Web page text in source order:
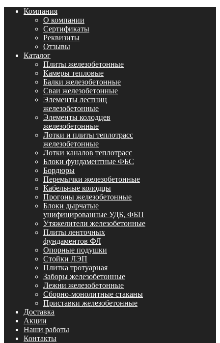
Компания
О компании
Сертификаты
Реквизиты
Отзывы
Каталог
Плиты железобетонные
Камеры тепловые
Балки железобетонные
Сваи железобетонные
Элементы лестниц
железобетонные
Элементы колодцев
железобетонные
Лотки и плиты теплотрасс
железобетонные
Лотки каналов теплотрасс
Блоки фундаментные ФБС
Бордюры
Перемычки железобетонные
Кабельные колодцы
Прогоны железобетонные
Блоки дырчатые
унифицированные УДБ, ФБП
Утяжелители железобетонные
Плиты ленточных
фундаментов ФЛ
Опорные подушки
Стойки ЛЭП
Плитка тротуарная
Заборы железобетонные
Лежни железобетонные
Сборно-монолитные стаканы
Приставки железобетонные
Доставка
Акции
Наши работы
Контакты